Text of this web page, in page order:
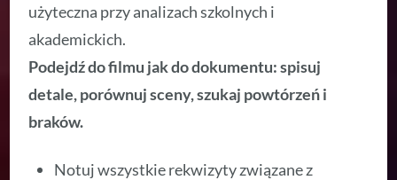
użyteczna przy analizach szkolnych i
akademickich.
Podejdź do filmu jak do dokumentu: spisuj
detale, porównuj sceny, szukaj powtórzeń i
braków.
Notuj wszystkie rekwizyty związane z